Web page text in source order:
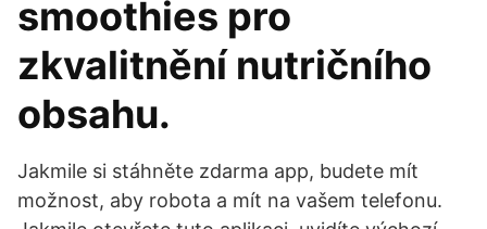
smoothies pro
zkvalitnění nutričního
obsahu.
Jakmile si stáhněte zdarma app, budete mít
možnost, aby robota a mít na vašem telefonu.